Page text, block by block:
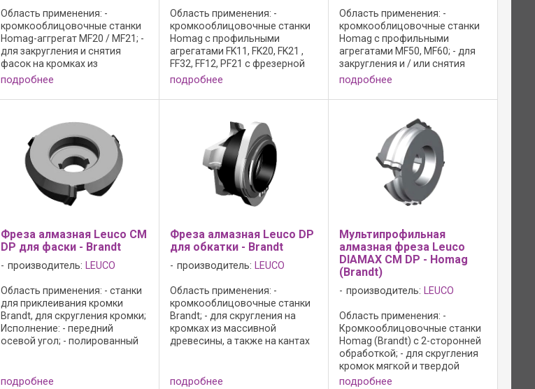
Область применения: -
кромкооблицовочные станки
Homag-аггрегат MF20 / MF21; -
для закругления и снятия
фасок на кромках из
массивной древесины, шпона
и синтетических материалов;
Исполнение: - полированная
сверхчистовая ...
подробнее
Область применения: -
кромкооблицовочные станки
Homag с профильными
агрегатами FK11, FK20, FK21 ,
FF32, FF12, PF21 с фрезерной
головкой flexTrim; - для
скругления и/или снятия
фаски на на кромках из
и синтетических ...
подробнее
Область применения: -
кромкооблицовочные станки
Homag с профильными
агрегатами MF50, MF60; - для
закругления и / или снятия
фасок на кромках плит из МДФ
и пластиков; Исполнение: - 2-
профильный инструмент,
механизм; - ...
подробнее
Фреза алмазная Leuco CM
DP для фаски - Brandt
производитель: LEUCO
Область применения: - станки
для приклеивания кромки
Brandt, для скругления кромки;
Исполнение: - передний
осевой угол; - полированный
стойкости фрез; - зона заточки
подробнее
Фреза алмазная Leuco DP
для обкатки - Brandt
производитель: LEUCO
Область применения: -
кромкооблицовочные станки
Brandt; - для скругления на
кромках из массивной
древесины, а также на кантах
встроенной функцией
подробнее
Мультипрофильная
алмазная фреза Leuco
DIAMAX CM DP - Homag
(Brandt)
производитель: LEUCO
Область применения: -
Кромкооблицовочные станки
Homag (Brandt) с 2-сторонней
обработкой; - для скругления
кромок мягкой и твердой
древесины, натурального
подробнее